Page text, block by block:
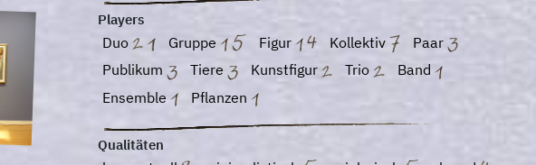
Players
Duo Gruppe Figur Kollektiv
Paar
Publikum
Tiere Kunstfigur Trio
Band
Ensemble
Pflanzen
Qualitäten